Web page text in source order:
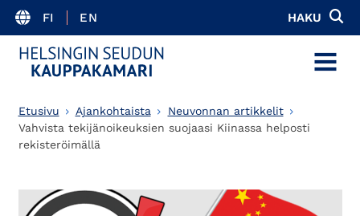
FI EN HAKU
MENU
Etusivu Ajankohtaista
Neuvonnan artikkelit
Vahvista tekijänoikeuksien suojaasi Kiinassa helposti
rekisteröimällä